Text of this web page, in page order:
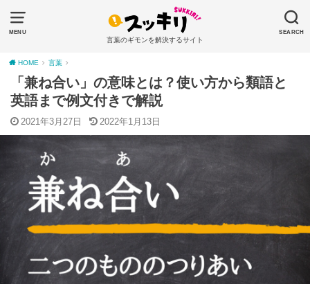
MENU SEARCH
言葉のギモンを解決するサイト
HOME 言葉
「兼ね合い」の意味とは？使い方から類語と
英語まで例文付きで解説
2021年3月27日 2022年1月13日